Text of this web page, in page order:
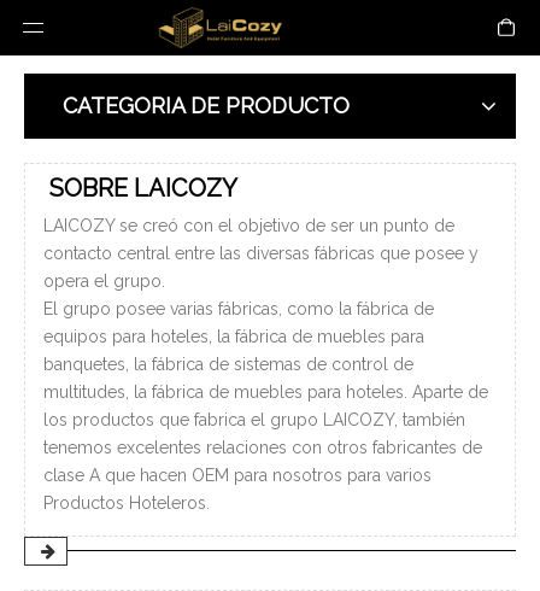
CATEGORIA DE PRODUCTO
SOBRE LAICOZY
LAICOZY se creó con el objetivo de ser un punto de
contacto central entre las diversas fábricas que posee y
opera el grupo.
El grupo posee varias fábricas, como la fábrica de
equipos para hoteles, la fábrica de muebles para
banquetes, la fábrica de sistemas de control de
multitudes, la fábrica de muebles para hoteles. Aparte de
los productos que fabrica el grupo LAICOZY, también
tenemos excelentes relaciones con otros fabricantes de
clase A que hacen OEM para nosotros para varios
Productos Hoteleros.